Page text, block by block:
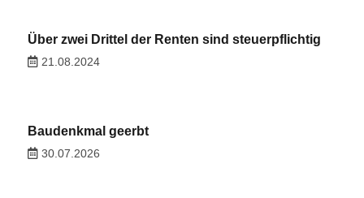
Über zwei Drittel der Renten sind steuerpflichtig
21.08.2024
Baudenkmal geerbt
30.07.2026